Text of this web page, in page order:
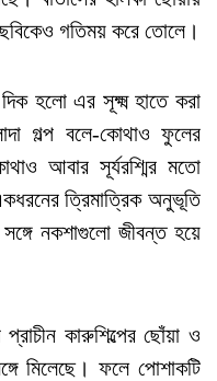
গতিময় করে তোলে।
হলো এর সূক্ষ্ম হাতে করা
গল্প বলে-কোথাও ফুলের
আবার সূর্যরশ্মির মতো
ত্রিমাত্রিক অনুভূতি
নকশাগুলো জীবন্ত হয়ে
কারুশিল্পের ছোঁয়া ও
মিলেছে। ফলে পোশাকটি